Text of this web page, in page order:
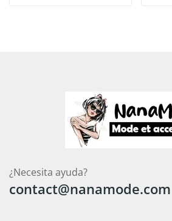
¿Necesita ayuda?
contact@nanamode.com